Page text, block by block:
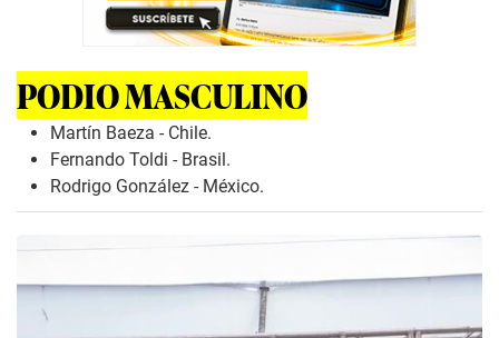
PODIO MASCULINO
Martín Baeza - Chile.
Fernando Toldi - Brasil.
Rodrigo González - México.